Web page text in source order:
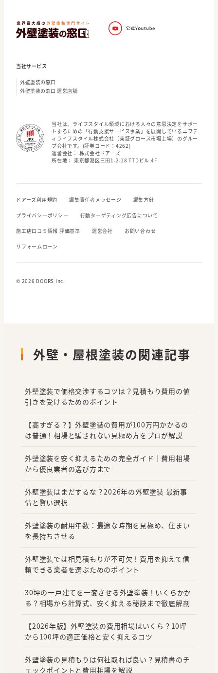
当社サービス
外壁塗装の窓口
外壁塗装の窓口 運営店舗
当社は、ライフスタイル領域における人々の意思決定をサポー
トするための「行動支援サービス事業」を展開しているニフテ
ィライフスタイル株式会社（東証グロース市場上場）のグルー
プ会社です。(証券コード：4262)
運営会社： 株式会社ドアーズ
所在地： 東京都港区三田1-2-18 TTDビル 4F
ドアーズ利用規約 編集責任者メッセージ 編集方針
プライバシーポリシー 行動ターゲティング広告について
施工店口コミ情報 評価基準 運営会社 お問い合わせ
リフォームローン
© 2026 DOORS Inc.
外壁・屋根塗装の関連記事
外壁塗装で価格交渉するコツは？見積もり費用の値
引きを受けるためのポイント
【高すぎる？】外壁塗装の費用が100万円かかるの
は普通！相場と騙されない見極め方をプロが解説
外壁塗装を安く抑えるための完全ガイド｜費用相場
から優良業者の選び方まで
外壁塗装はまだするな？2026年の外壁塗装 最新事
情と賢い選択
外壁塗装の耐用年数：最適な時期を見極め、住まい
を長持ちさせる
外壁塗装では相見積もりが不可欠！費用を抑えて信
頼できる業者を選ぶためのポイント
30坪の一戸建てを一変させる外壁塗装！いくらかか
る？相場から計算式、安く抑える秘訣まで徹底解剖
【2026年版】外壁塗装の費用相場はいくら？10坪
から100坪の適正価格と安く抑えるコツ
外壁塗装の見積もりは何社取れば良い？見積書のチ
ェックポイントと費用相場を解説